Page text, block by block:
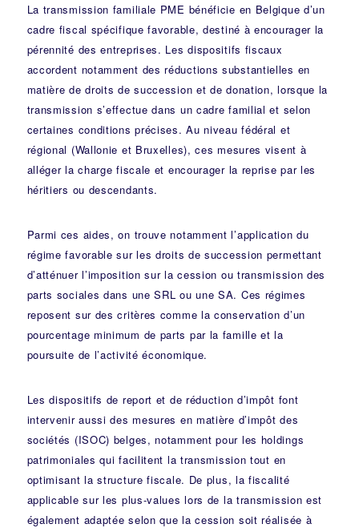
La transmission familiale PME bénéficie en Belgique d’un
cadre fiscal spécifique favorable, destiné à encourager la
pérennité des entreprises. Les dispositifs fiscaux
accordent notamment des réductions substantielles en
matière de droits de succession et de donation, lorsque la
transmission s’effectue dans un cadre familial et selon
certaines conditions précises. Au niveau fédéral et
régional (Wallonie et Bruxelles), ces mesures visent à
alléger la charge fiscale et encourager la reprise par les
héritiers ou descendants.
Parmi ces aides, on trouve notamment l’application du
régime favorable sur les droits de succession permettant
d’atténuer l’imposition sur la cession ou transmission des
parts sociales dans une SRL ou une SA. Ces régimes
reposent sur des critères comme la conservation d’un
pourcentage minimum de parts par la famille et la
poursuite de l’activité économique.
Les dispositifs de report et de réduction d’impôt font
intervenir aussi des mesures en matière d’impôt des
sociétés (ISOC) belges, notamment pour les holdings
patrimoniales qui facilitent la transmission tout en
optimisant la structure fiscale. De plus, la fiscalité
applicable sur les plus-values lors de la transmission est
également adaptée selon que la cession soit réalisée à